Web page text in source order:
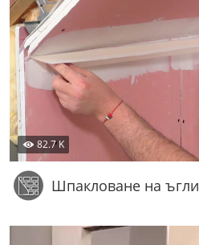
82.7 K
Шпакловане на ъгли